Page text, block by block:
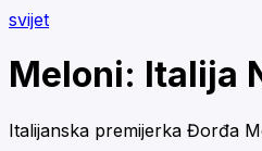
svijet
Meloni: Italija
Italijanska premijerka Đorđa